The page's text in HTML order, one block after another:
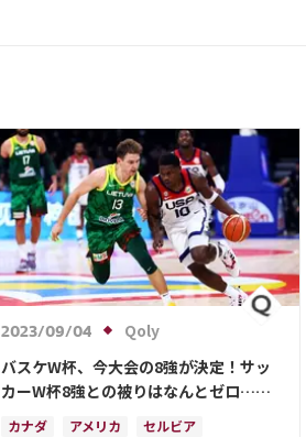
2023/09/04
Qoly
バスケW杯、今大会の8強が決定！サッ
カーW杯8強との被りはなんとゼロ…決
勝は9/10
カナダ アメリカ セルビア